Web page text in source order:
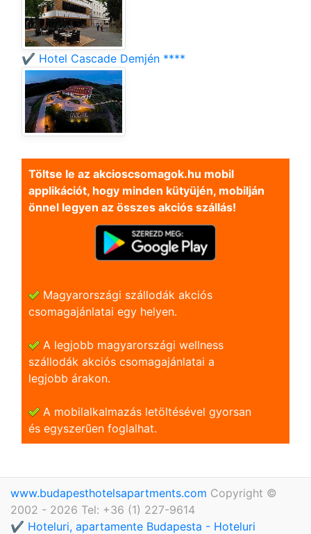
✔️ Hotel Cascade Demjén ****
Töltse le az akcioscsomagok.hu mobil
applikációt, hogy minden kütyüjén, mobilján
önnel legyen az összes akciós szállás!
Magyarországi szállodák akciós
csomagajánlatai egy helyen.
A legjobb magyarországi wellness
szállodák akciós csomagajánlatai a
legjobb árakon.
A mobilalkalmazás letöltésével gyorsan
és egyszerũen foglalhat.
www.budapesthotelsapartments.com Copyright ©
2002 - 2026 Tel: +36 (1) 227-9614
✔️ Hoteluri, apartamente Budapesta - Hoteluri